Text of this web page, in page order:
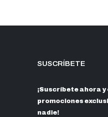
SUSCRÍBETE
¡Suscríbete ahora y
promociones
nadie!